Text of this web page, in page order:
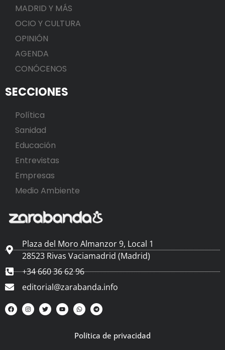
MADRID Y MÁS
OCIO Y CULTURA
OPINIÓN
AGENDA
CONÓCENOS
SECCIONES
Política
Sanidad
Educación
Entrevistas
Empresas
Medio Ambiente
Plaza del Moro Almanzor 9, Local 1
28523 Rivas Vaciamadrid (Madrid)
+34 660 36 62 96
editorial@zarabanda.info
Política de privacidad